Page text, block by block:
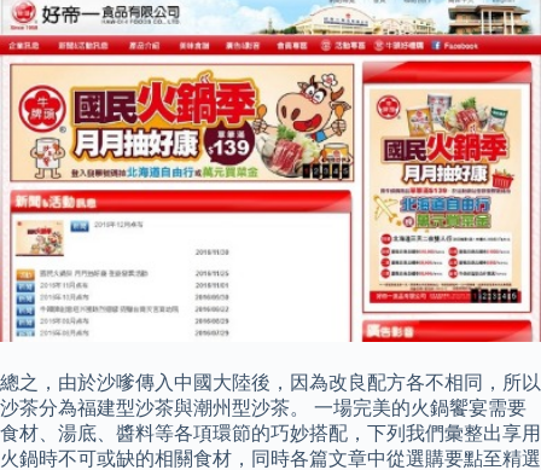
總之，由於沙嗲傳入中國大陸後，因為改良配方各不相同，所以
沙茶分為福建型沙茶與潮州型沙茶。 一場完美的火鍋饗宴需要
食材、湯底、醬料等各項環節的巧妙搭配，下列我們彙整出享用
火鍋時不可或缺的相關食材，同時各篇文章中從選購要點至精選